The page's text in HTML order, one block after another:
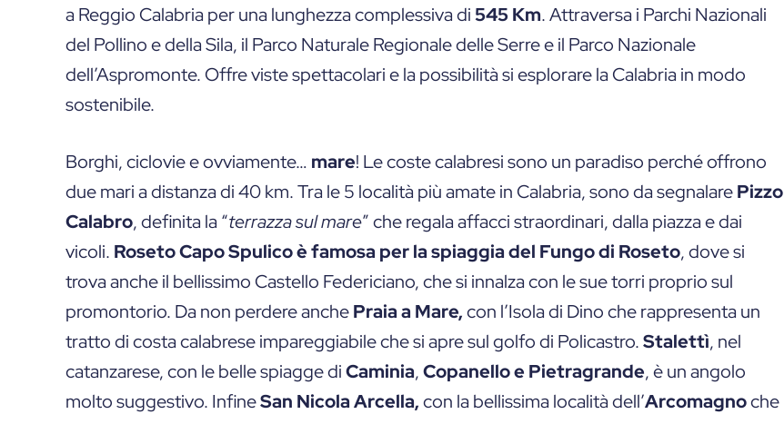
a Reggio Calabria per una lunghezza complessiva di545 Km. Attraversa i Parchi Nazionali
del Pollino e della Sila, il Parco Naturale Regionale delle Serre e il Parco Nazionale
dell’Aspromonte. Offre viste spettacolari e la possibilità si esplorare la Calabria in modo
sostenibile.
Borghi, ciclovie e ovviamente… mare! Le coste calabresi sono un paradiso perché offrono
due mari a distanza di 40 km. Tra le 5 località più amate in Calabria, sono da segnalarePizzo
Calabro, definita la “terrazza sul mare” che regala affacci straordinari, dalla piazza e dai
vicoli. Roseto Capo Spulico è famosa per la spiaggia del Fungo di Roseto, dove si
trova anche il bellissimo Castello Federiciano, che si innalza con le sue torri proprio sul
promontorio. Da non perdere anchePraia a Mare,con l’Isola di Dino che rappresenta un
tratto di costa calabrese impareggiabile che si apre sul golfo di Policastro.Stalettì, nel
catanzarese, con le belle spiagge diCaminia,Copanello e Pietragrande, è un angolo
molto suggestivo. InfineSan Nicola Arcella,con la bellissima località dell’Arcomagnoche